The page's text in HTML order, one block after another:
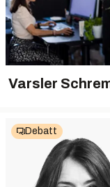
Varsler
Debatt